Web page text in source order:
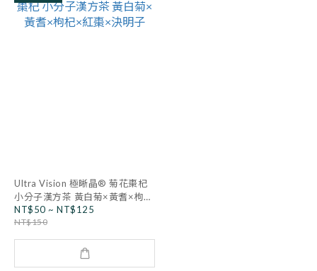
Ultra Vision 極晰晶® 菊花棗杞
小分子漢方茶 黃白菊×黃耆×枸杞
×紅棗×決明子
NT$50 ~ NT$125
NT$150